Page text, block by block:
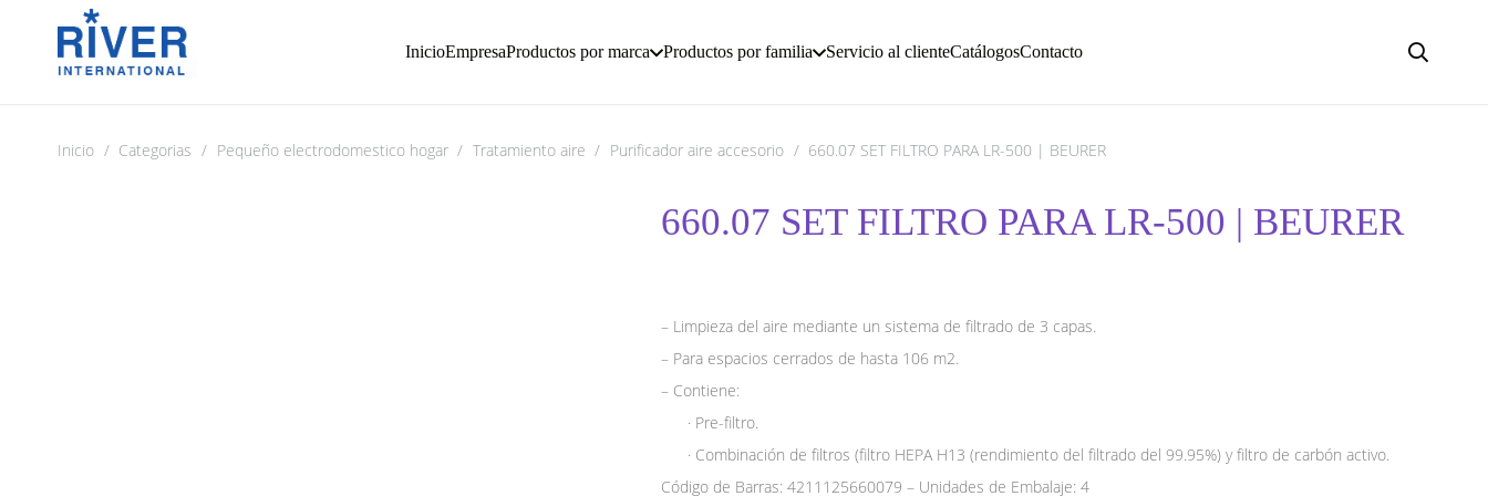
InicioEmpresaProductos por marca Productos por familia Servicio al clienteCatálogosContacto
Inicio / Categorias / Pequeño electrodomestico hogar / Tratamiento aire / Purificador aire accesorio / 660.07 SET FILTRO PARA LR-500 | BEURER
660.07 SET FILTRO PARA LR-500 | BEURER
– Limpieza del aire mediante un sistema de filtrado de 3 capas.
– Para espacios cerrados de hasta 106 m2.
– Contiene:
· Pre-filtro.
· Combinación de filtros (filtro HEPA H13 (rendimiento del filtrado del 99.95%) y filtro de carbón activo.
Código de Barras: 4211125660079 – Unidades de Embalaje: 4